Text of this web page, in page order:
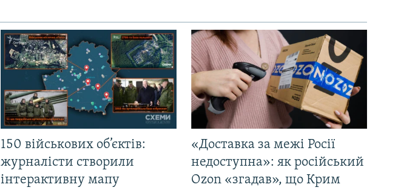
150 військових об’єктів:
журналісти створили
інтерактивну мапу
«Доставка за межі Росії
недоступна»: як російський
Ozon «згадав», що Крим